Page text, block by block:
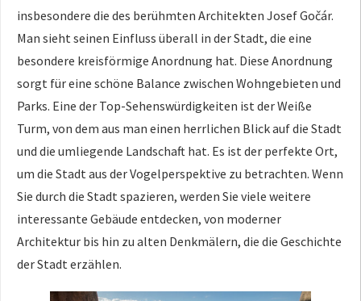
insbesondere die des berühmten Architekten Josef Gočár.
Man sieht seinen Einfluss überall in der Stadt, die eine
besondere kreisförmige Anordnung hat. Diese Anordnung
sorgt für eine schöne Balance zwischen Wohngebieten und
Parks. Eine der Top-Sehenswürdigkeiten ist der Weiße
Turm, von dem aus man einen herrlichen Blick auf die Stadt
und die umliegende Landschaft hat. Es ist der perfekte Ort,
um die Stadt aus der Vogelperspektive zu betrachten. Wenn
Sie durch die Stadt spazieren, werden Sie viele weitere
interessante Gebäude entdecken, von moderner
Architektur bis hin zu alten Denkmälern, die die Geschichte
der Stadt erzählen.